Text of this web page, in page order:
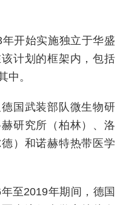
开始实施独立于华盛
计划的框架内，包括
中。
国武装部队微生物研
研究所（柏林）、洛
）和诺赫特热带医学
2019年期间，德国